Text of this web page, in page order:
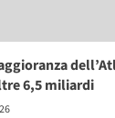
6,5 miliardi